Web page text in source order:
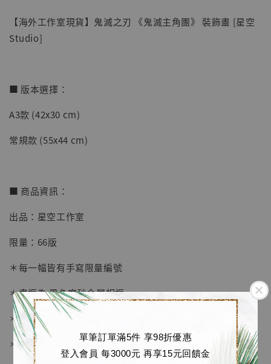
單筆訂單滿5件 享98折優惠
登入會員 每3000元 再享15元回饋金
【店內現貨】七龍珠 系列蒐藏雕像 悟空 鳥山
明紀念款 [奇蹟工作室]
【海外工作室現貨】鬼滅之刃 《鬼滅主角團》 裝飾畫 [星空
Studio]
■ 版本選擇：
A3款 (42x30 cm)
常規款 (55x44 cm)
■ 商品資訊：
出品：星空工作室
限量：66版
＊每一幅皆有手寫限量編號
＊畫框為 黑色磨砂金屬相框
＊愛普生原裝墨水微噴
＊表面配有防塵透明有機玻璃